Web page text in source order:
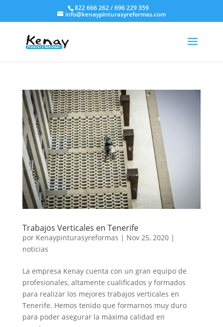
822 666 262 / 696 229 359
info@kenaypinturasyreformas.com
Trabajos Verticales en Tenerife
por Kenaypinturasyreformas | Nov 25, 2020|
noticias
La empresa Kenay cuenta con un gran equipo de
profesionales, altamente cualificados y formados
para realizar los mejores trabajos verticales en
Tenerife. Hemos tenido que formarnos muy duro
para poder asegurar la máxima calidad en